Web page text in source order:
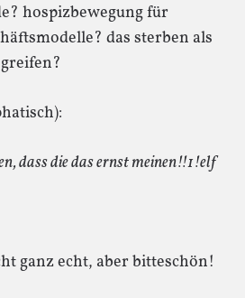
hospizbewegung für
das sterben als
dass die das ernst meinen!!1!elf
ganz echt, aber bitteschön!